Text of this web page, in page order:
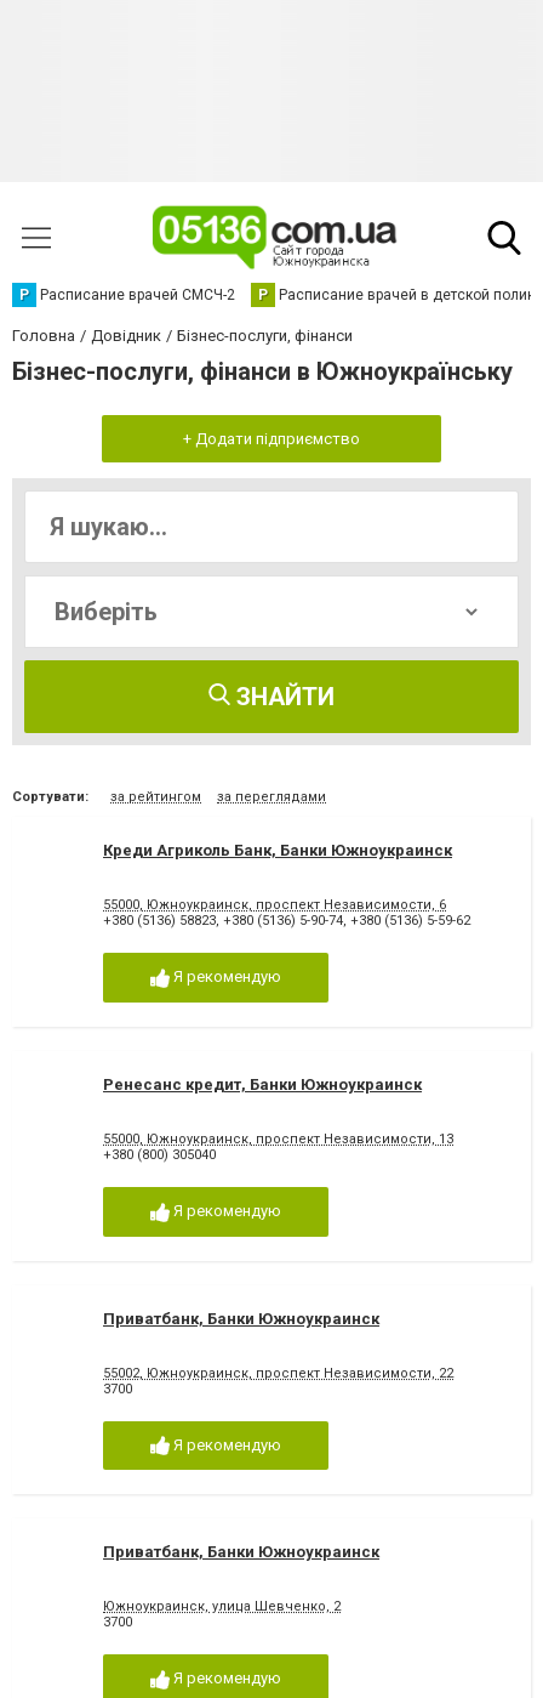
Р Расписание врачей СМСЧ-2 Р Расписание врачей в детской
Головна Довідник Бізнес-послуги, фінанси
Бізнес-послуги, фінанси в Южноукраїнську
+ Додати підприємство
ЗНАЙТИ
Сортувати: за рейтингом за переглядами
Креди Агриколь Банк, Банки Южноукраинск
55000, Южноукраинск, проспект Независимости, 6
+380 (5136) 58823, +380 (5136) 5-90-74, +380 (5136) 5-59-62
Я рекомендую
Ренесанс кредит, Банки Южноукраинск
55000, Южноукраинск, проспект Независимости, 13
+380 (800) 305040
Я рекомендую
Приватбанк, Банки Южноукраинск
55002, Южноукраинск, проспект Независимости, 22
3700
Я рекомендую
Приватбанк, Банки Южноукраинск
Южноукраинск, улица Шевченко, 2
3700
Я рекомендую